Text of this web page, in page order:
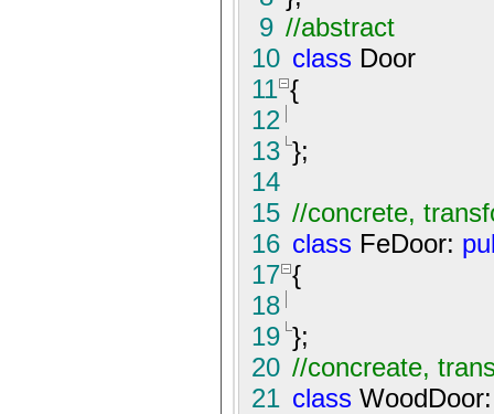
9 //abstract
10 class Door
11 {
12
13 };
14
15 //concrete,
16 class FeDoor:
17 {
18
19 };
20 //concreate,
21 class